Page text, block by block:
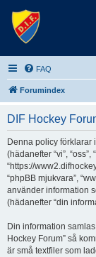
FAQ
Forumindex
DIF Hockey
Denna policy förklarar
(hädanefter “vi”, “oss”,
“https://
“phpBB mjukvara”,
använder information
(hädanefter “din
Din information
Hockey Forum” så
är små textfiler som